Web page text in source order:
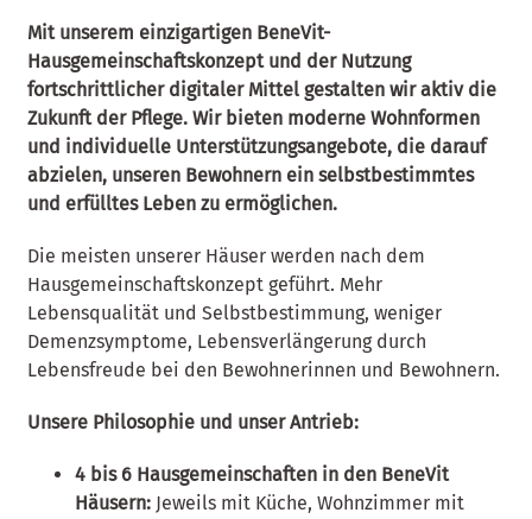
Mit unserem einzigartigen BeneVit-
Hausgemeinschaftskonzept und der Nutzung
fortschrittlicher digitaler Mittel gestalten wir aktiv die
Zukunft der Pflege. Wir bieten moderne Wohnformen
und individuelle Unterstützungsangebote, die darauf
abzielen, unseren Bewohnern ein selbstbestimmtes
und erfülltes Leben zu ermöglichen.
Die meisten unserer Häuser werden nach dem
Hausgemeinschaftskonzept geführt. Mehr
Lebensqualität und Selbstbestimmung, weniger
Demenzsymptome, Lebensverlängerung durch
Lebensfreude bei den Bewohnerinnen und Bewohnern.
Unsere Philosophie und unser Antrieb:
4 bis 6 Hausgemeinschaften in den BeneVit
Häusern: Jeweils mit Küche, Wohnzimmer mit